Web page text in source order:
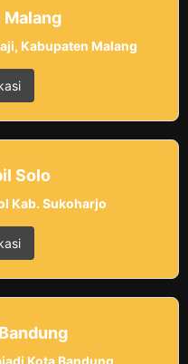
Malang
Kabupaten Malang
Solo
Kab. Sukoharjo